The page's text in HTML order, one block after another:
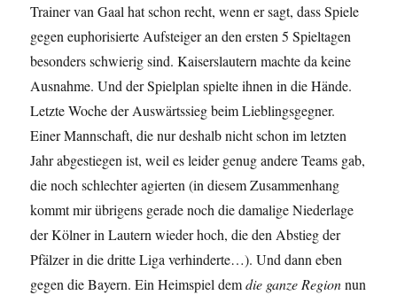
Trainer van Gaal hat schon recht, wenn er sagt, dass Spiele
gegen euphorisierte Aufsteiger an den ersten 5 Spieltagen
besonders schwierig sind. Kaiserslautern machte da keine
Ausnahme. Und der Spielplan spielte ihnen in die Hände.
Letzte Woche der Auswärtssieg beim Lieblingsgegner.
Einer Mannschaft, die nur deshalb nicht schon im letzten
Jahr abgestiegen ist, weil es leider genug andere Teams gab,
die noch schlechter agierten (in diesem Zusammenhang
kommt mir übrigens gerade noch die damalige Niederlage
der Kölner in Lautern wieder hoch, die den Abstieg der
Pfälzer in die dritte Liga verhinderte…). Und dann eben
gegen die Bayern. Ein Heimspiel demdie ganze Regionnun